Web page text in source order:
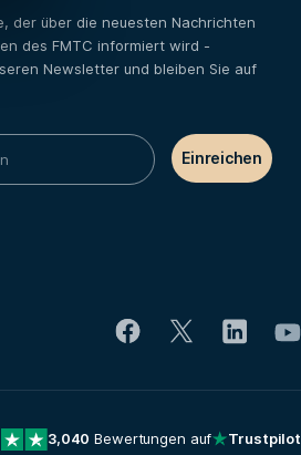
der über die neuesten Nachrichten
des FMTC informiert wird -
Newsletter und bleiben Sie auf
3,040 Bewertungen auf Trustpilot